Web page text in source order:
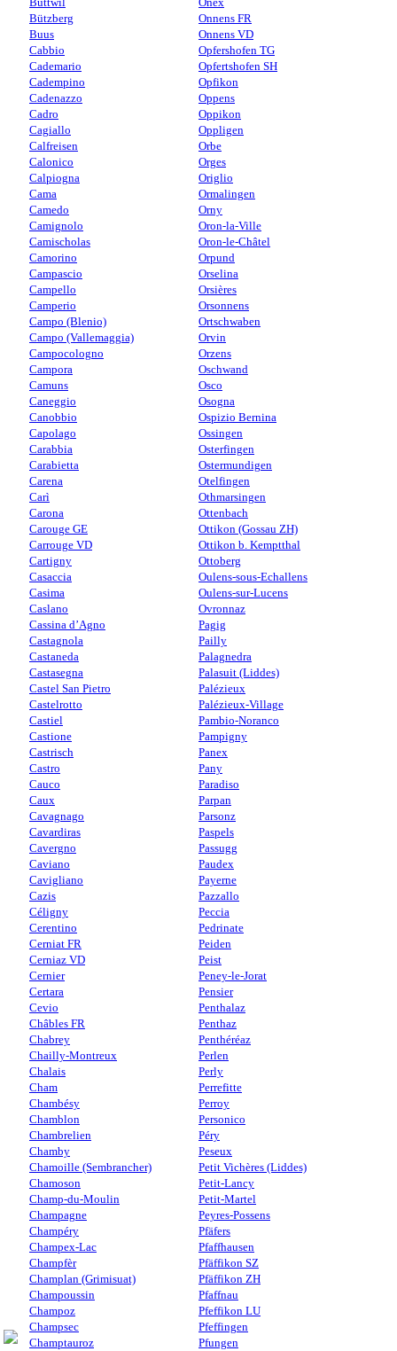
Bützberg
Buus
Cabbio
Cademario
Cadempino
Cadenazzo
Cadro
Cagiallo
Calfreisen
Calonico
Calpiogna
Cama
Camedo
Camignolo
Camischolas
Camorino
Campascio
Campello
Camperio
Campo (Blenio)
Campo (Vallemaggia)
Campocologno
Campora
Camuns
Caneggio
Canobbio
Capolago
Carabbia
Carabietta
Carena
Carì
Carona
Carouge GE
Carrouge VD
Cartigny
Casaccia
Casima
Caslano
Cassina d’Agno
Castagnola
Castaneda
Castasegna
Castel San Pietro
Castelrotto
Castiel
Castione
Castrisch
Castro
Cauco
Caux
Cavagnago
Cavardiras
Cavergno
Caviano
Cavigliano
Cazis
Céligny
Cerentino
Cerniat FR
Cerniaz VD
Cernier
Certara
Cevio
Châbles FR
Chabrey
Chailly-Montreux
Chalais
Cham
Chambésy
Chamblon
Chambrelien
Chamby
Chamoille (Sembrancher)
Chamoson
Champ-du-Moulin
Champagne
Champéry
Champex-Lac
Champfèr
Champlan (Grimisuat)
Champoussin
Champoz
Champsec
Champtauroz
Onnens FR
Onnens VD
Opfershofen TG
Opfertshofen SH
Opfikon
Oppens
Oppikon
Oppligen
Orbe
Orges
Origlio
Ormalingen
Orny
Oron-la-Ville
Oron-le-Châtel
Orpund
Orselina
Orsières
Orsonnens
Ortschwaben
Orvin
Orzens
Oschwand
Osco
Osogna
Ospizio Bernina
Ossingen
Osterfingen
Ostermundigen
Otelfingen
Othmarsingen
Ottenbach
Ottikon (Gossau ZH)
Ottikon b. Kemptthal
Ottoberg
Oulens-sous-Echallens
Oulens-sur-Lucens
Ovronnaz
Pagig
Pailly
Palagnedra
Palasuit (Liddes)
Palézieux
Palézieux-Village
Pambio-Noranco
Pampigny
Panex
Pany
Paradiso
Parpan
Parsonz
Paspels
Passugg
Paudex
Payerne
Pazzallo
Peccia
Pedrinate
Peiden
Peist
Peney-le-Jorat
Pensier
Penthalaz
Penthaz
Penthéréaz
Perlen
Perly
Perrefitte
Perroy
Personico
Péry
Peseux
Petit Vichères (Liddes)
Petit-Lancy
Petit-Martel
Peyres-Possens
Pfäfers
Pfaffhausen
Pfäffikon SZ
Pfäffikon ZH
Pfaffnau
Pfeffikon LU
Pfeffingen
Pfungen